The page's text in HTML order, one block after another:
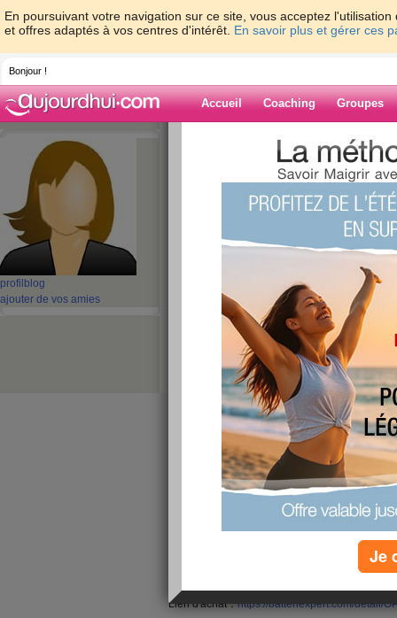
En poursuivant votre navigation sur ce site, vous acceptez
et offres adaptés à vos centres d'intérêt. En savoir plus et gérer ces
Bonjour !
Accueil Coaching Groupes
profil blog
ajouter de vos amies
>
>
OPPO Reno9 Pro+ Nouvelle
Blog de
2350mAh
pour OPPO
publié le 21/07/2023 à 06:00
2350mAh 7.78V BLP977 pour OPPO Reno9
OPPO BLP977 sont identiques aux originals
Batterie OPPO Reno9 Pro+à - Livraison
2350mAh Batterie OPPO BLP977 pour OPPO
OPPO BLP977 Caractéristiques Techniques:
Marca:OPPO
Capacité:2350mAh
est neuve et composée
> Elle est 100 % compatible avec votre
> Longue durée de vie - Technologie Lithium
> Livraison rapide + 1 ans de garantie +
Lien d'achat：https://batteriexpert.com/detail/
Je